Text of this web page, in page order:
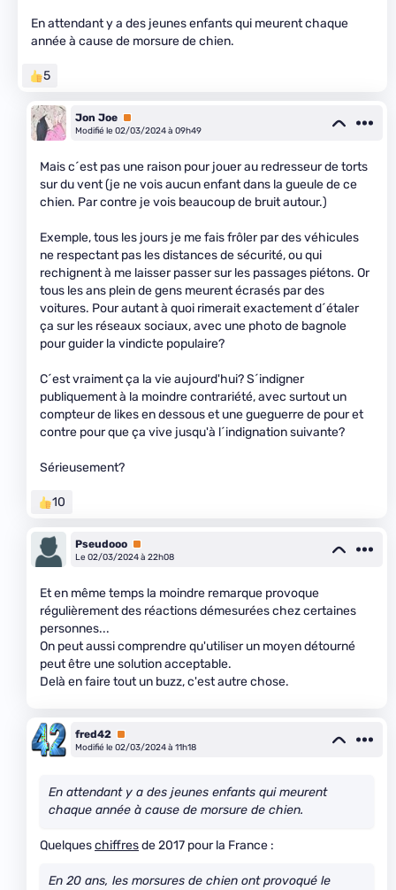
En attendant y a des jeunes enfants qui meurent chaque
année à cause de morsure de chien.
5
Jon Joe Premium
Modifié le 02/03/2024 à 09h49
Mais c´est pas une raison pour jouer au redresseur de torts
sur du vent (je ne vois aucun enfant dans la gueule de ce
chien. Par contre je vois beaucoup de bruit autour.)
Exemple, tous les jours je me fais frôler par des véhicules
ne respectant pas les distances de sécurité, ou qui
rechignent à me laisser passer sur les passages piétons. Or
tous les ans plein de gens meurent écrasés par des
voitures. Pour autant à quoi rimerait exactement d´étaler
ça sur les réseaux sociaux, avec une photo de bagnole
pour guider la vindicte populaire?
C´est vraiment ça la vie aujourd'hui? S´indigner
publiquement à la moindre contrariété, avec surtout un
compteur de likes en dessous et une gueguerre de pour et
contre pour que ça vive jusqu'à l´indignation suivante?
Sérieusement?
10
Pseudooo Premium
Le 02/03/2024 à 22h08
Et en même temps la moindre remarque provoque
régulièrement des réactions démesurées chez certaines
personnes...
On peut aussi comprendre qu'utiliser un moyen détourné
peut être une solution acceptable.
Delà en faire tout un buzz, c'est autre chose.
fred42 Premium
Modifié le 02/03/2024 à 11h18
En attendant y a des jeunes enfants qui meurent
chaque année à cause de morsure de chien.
Quelqueschiffresde 2017 pour la France :
En 20 ans, les morsures de chien ont provoqué le